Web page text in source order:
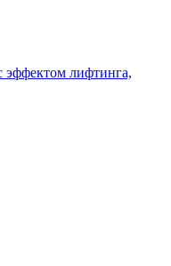
эффектом лифтинга,